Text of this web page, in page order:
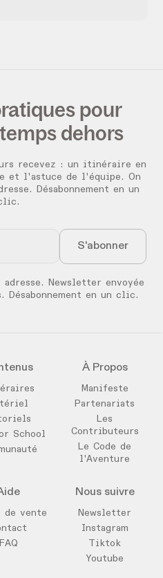
pour
dehors
recevez : un itinéraire en
et l'astuce de l'équipe. On
Désabonnement en un
Newsletter envoyée
Désabonnement en un clic.
School
À Propos
Manifeste
Partenariats
Les
Contributeurs
Le Code de
l'Aventure
de vente
FAQ
Nous suivre
Newsletter
Instagram
Tiktok
Youtube